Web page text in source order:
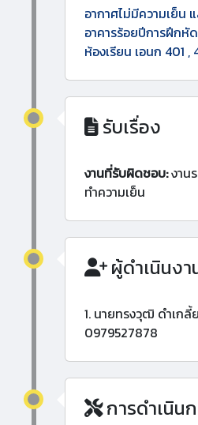
อากาศไม่มีความเย็น
อาคารร้อยปีการฝึกหั
ห้องเรียน เอนก 401 ,
รับเรื่อง
งานที่รับผิดชอบ:งาน
ทำความเย็น
ผู้ดำเนินงา
1. นายทรงวุฒิ ดำเกลี้
0979527878
การดำเนิน